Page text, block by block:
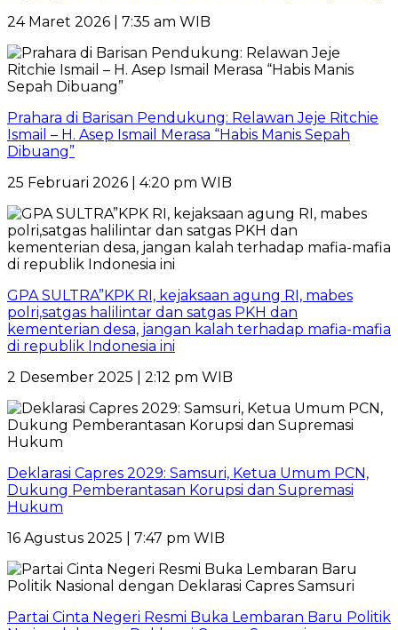
24 Maret 2026 | 7:35 am WIB
Prahara di Barisan Pendukung: Relawan Jeje Ritchie
Ismail – H. Asep Ismail Merasa “Habis Manis Sepah
Dibuang”
25 Februari 2026 | 4:20 pm WIB
GPA SULTRA”KPK RI, kejaksaan agung RI, mabes
polri,satgas halilintar dan satgas PKH dan
kementerian desa, jangan kalah terhadap mafia-mafia
di republik Indonesia ini
2 Desember 2025 | 2:12 pm WIB
Deklarasi Capres 2029: Samsuri, Ketua Umum PCN,
Dukung Pemberantasan Korupsi dan Supremasi
Hukum
16 Agustus 2025 | 7:47 pm WIB
Partai Cinta Negeri Resmi Buka Lembaran Baru Politik